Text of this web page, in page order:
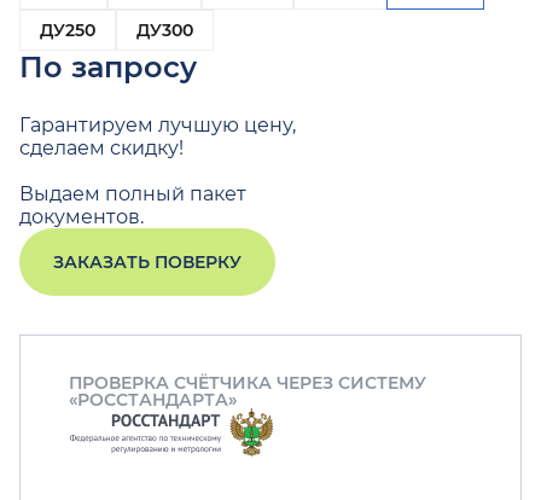
ДУ250
ДУ300
По запросу
Гарантируем лучшую цену,
сделаем скидку!
Выдаем полный пакет
документов.
ЗАКАЗАТЬ ПОВЕРКУ
ПРОВЕРКА СЧЁТЧИКА ЧЕРЕЗ СИСТЕМУ
«РОССТАНДАРТА»